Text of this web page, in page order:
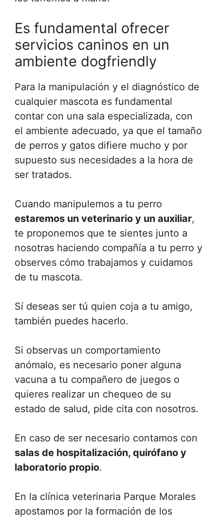
Es fundamental ofrecer
servicios caninos en un
ambiente dogfriendly
Para la manipulación y el diagnóstico de
cualquier mascota es fundamental
contar con una sala especializada, con
el ambiente adecuado, ya que el tamaño
de perros y gatos difiere mucho y por
supuesto sus necesidades a la hora de
ser tratados.
Cuando manipulemos a tu perro
estaremos un veterinario y un auxiliar,
te proponemos que te sientes junto a
nosotras haciendo compañía a tu perro y
observes cómo trabajamos y cuidamos
de tu mascota.
Sí deseas ser tú quien coja a tu amigo,
también puedes hacerlo.
Si observas un comportamiento
anómalo, es necesario poner alguna
vacuna a tu compañero de juegos o
quieres realizar un chequeo de su
estado de salud, pide cita con nosotros.
En caso de ser necesario contamos con
salas de hospitalización, quirófano y
laboratorio propio.
En la clínica veterinaria Parque Morales
apostamos por la formación de los